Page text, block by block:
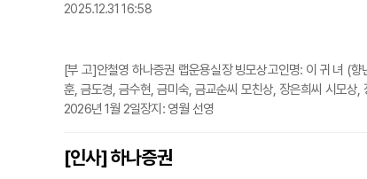
2025.12.31 16:58
[부 고]안철영 하나증권 랩운용실장 빙모상고인명: 이 귀 녀 (
훈, 금도경, 금수현, 금미숙, 금교순씨 모친상, 장은희씨 시모
2026년 1월 2일장지: 영월 선영
[인사] 하나증권